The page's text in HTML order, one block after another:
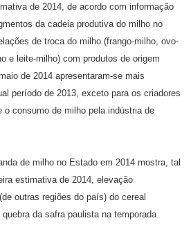
de 2014, de acordo com informação
da cadeia produtiva do milho no
de troca do milho (frango-milho, ovo-
e leite-milho) com produtos de origem
de 2014 apresentaram-se mais
período de 2013, exceto para os criadores
o consumo de milho pela indústria de
de milho no Estado em 2014 mostra, tal
estimativa de 2014, elevação
outras regiões do país) do cereal
da safra paulista na temporada